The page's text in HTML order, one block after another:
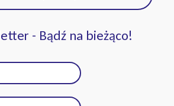
- Bądź na bieżąco!